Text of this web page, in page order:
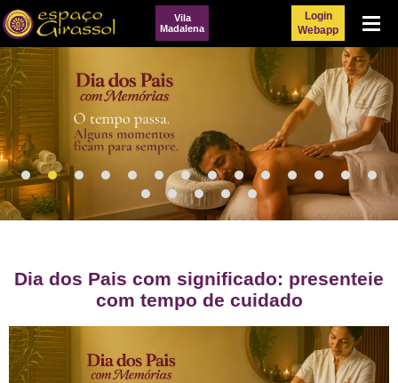
Login
WebappMenu
Vila
Madalena
Dia dos Pais com significado: presenteie
com tempo de cuidado